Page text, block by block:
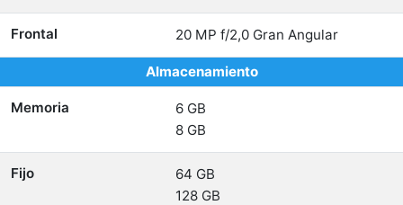
Frontal 20 MP f/2,0 Gran Angular
Almacenamiento
Memoria
6 GB
8 GB
Fijo
64 GB
128 GB